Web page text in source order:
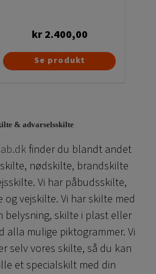
kr2.400,00
Se produkt
& advarselsskilte
finder du blandt andet
nødskilte, brandskilte
Vi har påbudsskilte,
og vejskilte. Vi har skilte med
belysning, skilte i plast eller
alla mulige piktogrammer. Vi
selv vores skilte, så du kan
et specialskilt med din